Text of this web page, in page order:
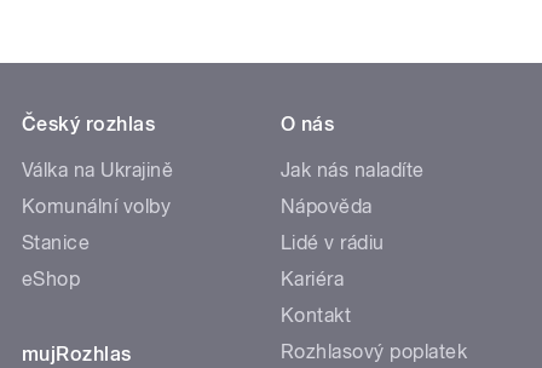
Český rozhlas
Válka na Ukrajině
Komunální volby
Stanice
eShop
mujRozhlas
O nás
Jak nás naladíte
Nápověda
Lidé v rádiu
Kariéra
Kontakt
Rozhlasový poplatek